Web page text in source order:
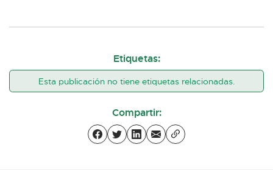
Etiquetas:
Esta publicación no tiene etiquetas relacionadas.
Compartir: